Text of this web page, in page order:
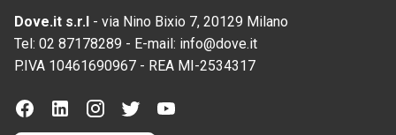
Dove.it s.r.l - via Nino Bixio 7, 20129 Milano
Tel: 02 87178289 - E-mail: info@dove.it
P.IVA 10461690967 - REA MI-2534317